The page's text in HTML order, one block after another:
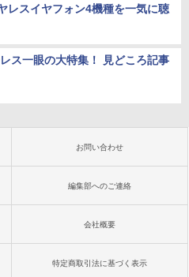
レスイヤフォン4機種を一気に聴
ス一眼の大特集！ 見どころ記事
お問い合わせ
編集部へのご連絡
会社概要
特定商取引法に基づく表示